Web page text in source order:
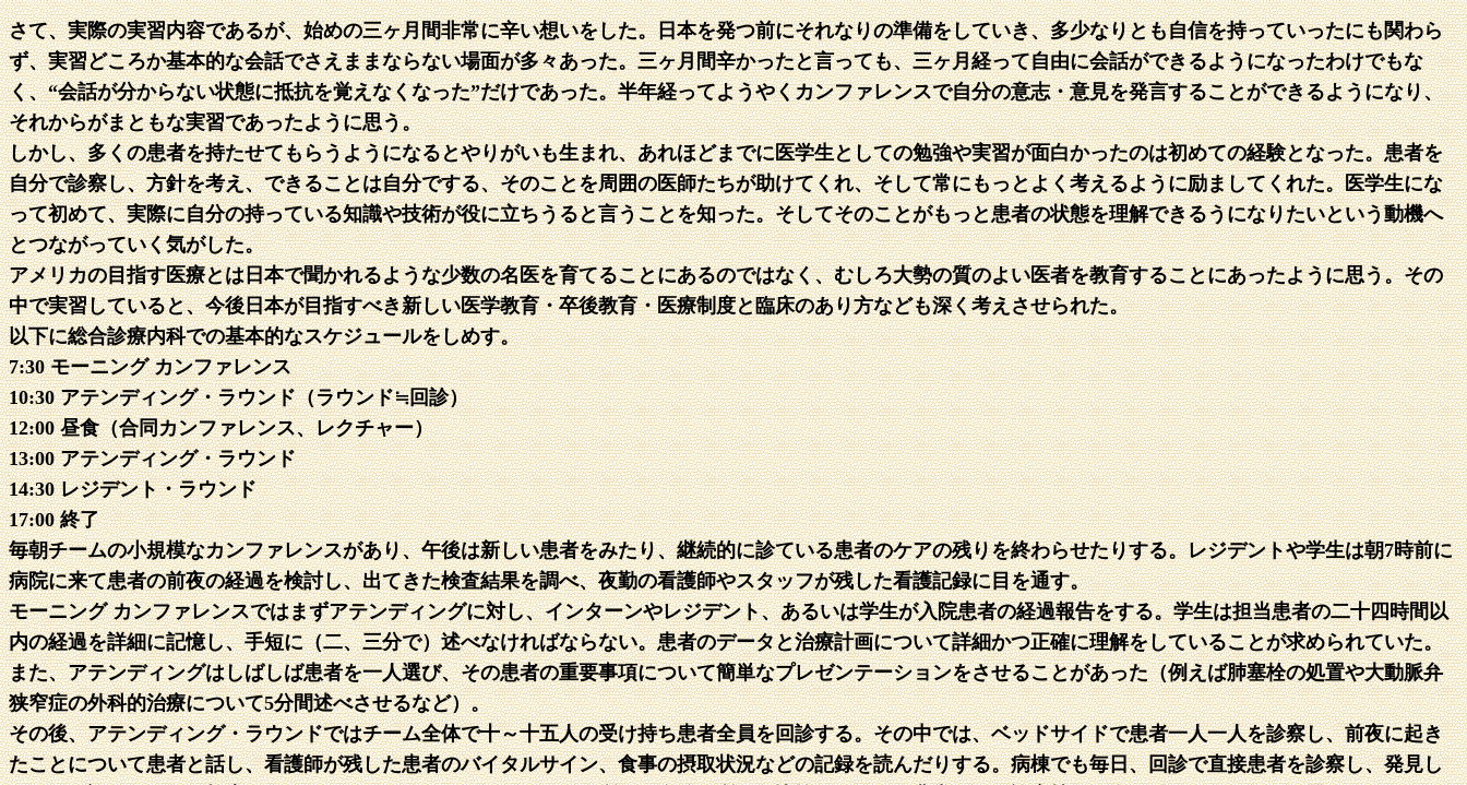
さて、実際の実習内容であるが、始めの三ヶ月間非常に辛い想いをした。日本を発つ前にそれなりの準備をしていき、多少なりとも自信を持っていったにも関わら
ず、実習どころか基本的な会話でさえままならない場面が多々あった。三ヶ月間辛かったと言っても、三ヶ月経って自由に会話ができるようになったわけでもな
く、“会話が分からない状態に抵抗を覚えなくなった”だけであった。半年経ってようやくカンファレンスで自分の意志・意見を発言することができるようになり、
それからがまともな実習であったように思う。
しかし、多くの患者を持たせてもらうようになるとやりがいも生まれ、あれほどまでに医学生としての勉強や実習が面白かったのは初めての経験となった。患者を
自分で診察し、方針を考え、できることは自分でする、そのことを周囲の医師たちが助けてくれ、そして常にもっとよく考えるように励ましてくれた。医学生にな
って初めて、実際に自分の持っている知識や技術が役に立ちうると言うことを知った。そしてそのことがもっと患者の状態を理解できるうになりたいという動機へ
とつながっていく気がした。
アメリカの目指す医療とは日本で聞かれるような少数の名医を育てることにあるのではなく、むしろ大勢の質のよい医者を教育することにあったように思う。その
中で実習していると、今後日本が目指すべき新しい医学教育・卒後教育・医療制度と臨床のあり方なども深く考えさせられた。
以下に総合診療内科での基本的なスケジュールをしめす。
7:30 モーニング カンファレンス
10:30 アテンディング・ラウンド（ラウンド≒回診）
12:00 昼食（合同カンファレンス、レクチャー）
13:00 アテンディング・ラウンド
14:30 レジデント・ラウンド
17:00 終了
毎朝チームの小規模なカンファレンスがあり、午後は新しい患者をみたり、継続的に診ている患者のケアの残りを終わらせたりする。レジデントや学生は朝7時前に
病院に来て患者の前夜の経過を検討し、出てきた検査結果を調べ、夜勤の看護師やスタッフが残した看護記録に目を通す。
モーニング カンファレンスではまずアテンディングに対し、インターンやレジデント、あるいは学生が入院患者の経過報告をする。学生は担当患者の二十四時間以
内の経過を詳細に記憶し、手短に（二、三分で）述べなければならない。患者のデータと治療計画について詳細かつ正確に理解をしていることが求められていた。
また、アテンディングはしばしば患者を一人選び、その患者の重要事項について簡単なプレゼンテーションをさせることがあった（例えば肺塞栓の処置や大動脈弁
狭窄症の外科的治療について5分間述べさせるなど）。
その後、アテンディング・ラウンドではチーム全体で十～十五人の受け持ち患者全員を回診する。その中では、ベッドサイドで患者一人一人を診察し、前夜に起き
たことについて患者と話し、看護師が残した患者のバイタルサイン、食事の摂取状況などの記録を読んだりする。病棟でも毎日、回診で直接患者を診察し、発見し